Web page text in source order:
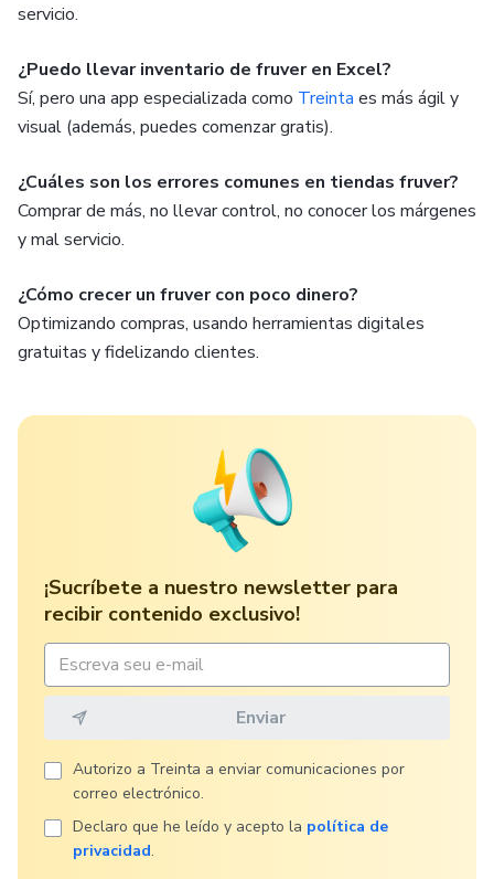
servicio.
¿Puedo llevar inventario de fruver en Excel?
Sí, pero una app especializada como Treinta es más ágil y
visual (además, puedes comenzar gratis).
¿Cuáles son los errores comunes en tiendas fruver?
Comprar de más, no llevar control, no conocer los márgenes
y mal servicio.
¿Cómo crecer un fruver con poco dinero?
Optimizando compras, usando herramientas digitales
gratuitas y fidelizando clientes.
¡Sucríbete a nuestro newsletter para
recibir contenido exclusivo!
Autorizo ​​a Treinta a enviar comunicaciones por
correo electrónico.
Declaro que he leído y acepto la política de
privacidad.